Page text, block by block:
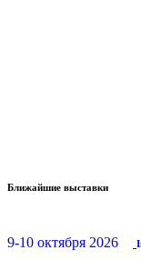
Ближайшие выставки
9-10 октября 2026